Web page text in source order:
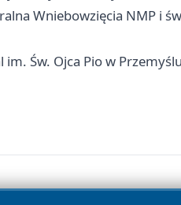
Wniebowzięcia NMP i
im. Św. Ojca Pio w